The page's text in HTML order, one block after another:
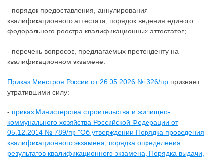
- порядок предоставления, аннулирования
квалификационного аттестата, порядок ведения единого
федерального реестра квалификационных аттестатов;
- перечень вопросов, предлагаемых претенденту на
квалификационном экзамене.
Приказ Минстроя России от 26.05.2026 № 326/пр признает
утратившими силу:
- приказ Министерства строительства и жилищно-
коммунального хозяйства Российской Федерации от
05.12.2014 № 789/пр "Об утверждении Порядка проведения
квалификационного экзамена, порядка определения
результатов квалификационного экзамена, Порядка выдачи,